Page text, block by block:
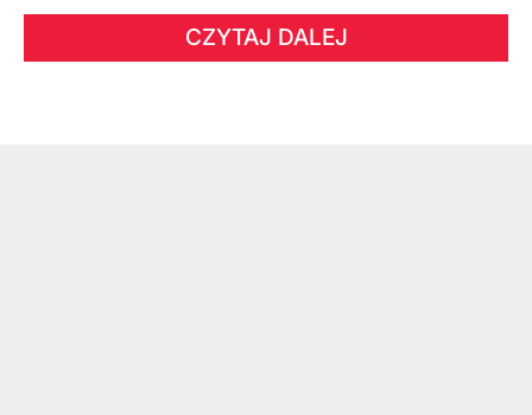
CZYTAJ DALEJ